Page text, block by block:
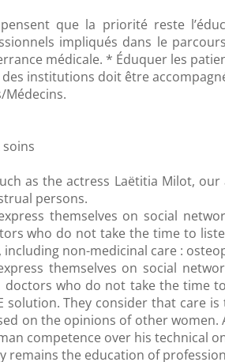
pensent que la priorité reste
impliqués dans le
médicale. * Éduquer les
institutions doit être
as the actress Laëtitia Milot,
persons.
themselves on social
who do not take the time to
non-medicinal care :
themselves on social
doctors who do not take the
They consider that care
on the opinions of other
competence over his technical
remains the education of